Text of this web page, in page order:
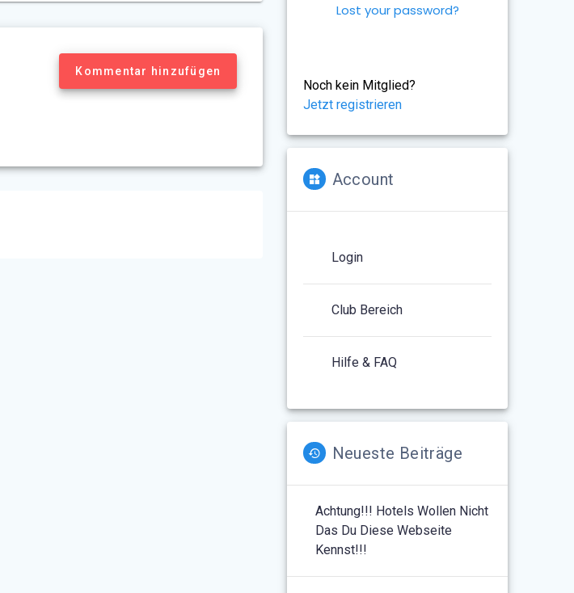
Kommentar hinzufügen
Lost your password?
Noch kein Mitglied?
Jetzt registrieren
Account
Login
Club Bereich
Hilfe & FAQ
Neueste Beiträge
Achtung!!! Hotels Wollen Nicht
Das Du Diese Webseite
Kennst!!!